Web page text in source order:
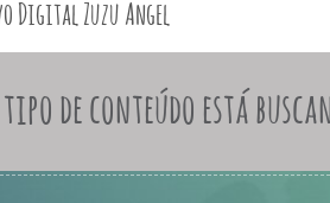
Digital Zuzu Angel
tipo de conteúdo está